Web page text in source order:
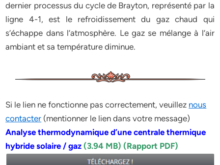
dernier processus du cycle de Brayton, représenté par la
ligne 4-1, est le refroidissement du gaz chaud qui
s’échappe dans l’atmosphère. Le gaz se mélange à l’air
ambiant et sa température diminue.
Si le lien ne fonctionne pas correctement, veuillez nous
contacter (mentionner le lien dans votre message)
Analyse thermodynamique d’une centrale thermique
hybride solaire / gaz(3.94 MB) (Rapport PDF)